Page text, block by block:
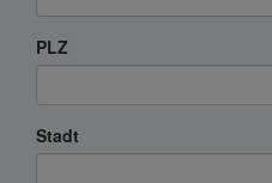
PLZ
Stadt